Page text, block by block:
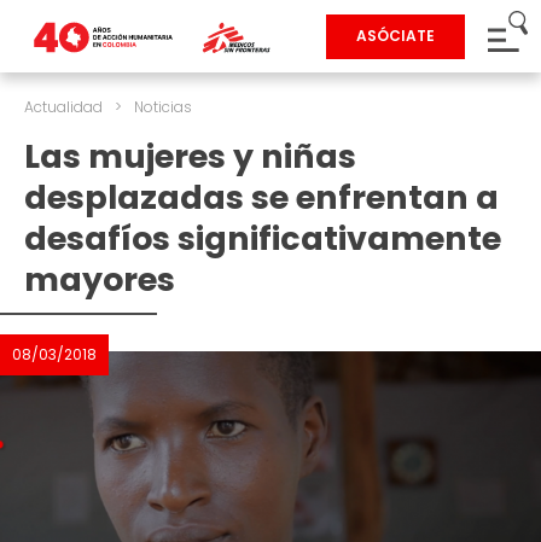
ASÓCIATE
Actualidad > Noticias
Las mujeres y niñas
desplazadas se enfrentan a
desafíos significativamente
mayores
08/03/2018